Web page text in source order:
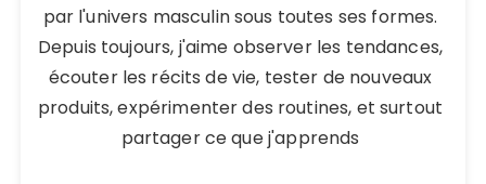
par l'univers masculin sous toutes ses formes.
Depuis toujours, j'aime observer les tendances,
écouter les récits de vie, tester de nouveaux
produits, expérimenter des routines, et surtout
partager ce que j'apprends